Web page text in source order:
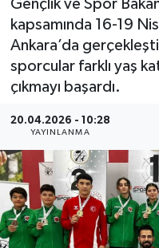
Gençlik ve Spor
kapsamında 16-19
Ankara’da
sporcular farklı yaş
çıkmayı başardı.
20.04.2026 - 10:28
YAYINLANMA
Kültür Sanat
Spor
Son Dakika
Haber Arşivi